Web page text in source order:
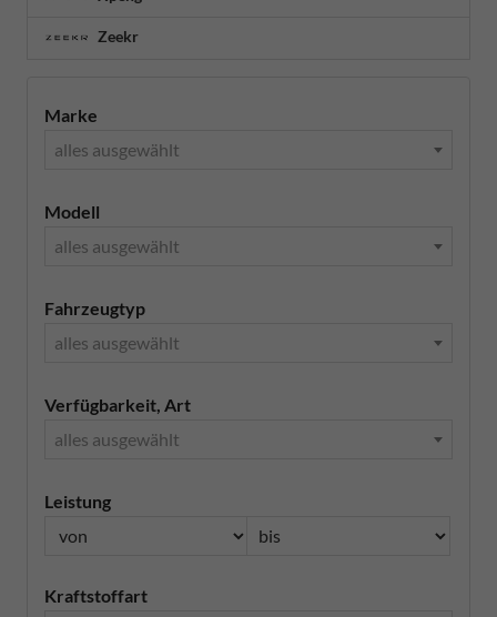
Zeekr
Marke
alles ausgewählt
Modell
alles ausgewählt
Fahrzeugtyp
alles ausgewählt
Verfügbarkeit, Art
alles ausgewählt
Leistung
Kraftstoffart